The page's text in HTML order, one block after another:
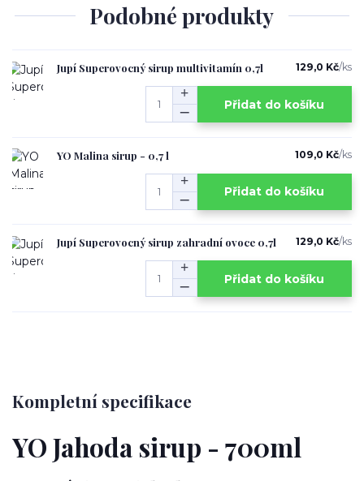
Podobné produkty
Jupí Superovocný sirup multivitamín 0,7l 129,0 Kč/ks
Přidat do košíku
YO Malina sirup - 0,7 l 109,0 Kč/ks
Přidat do košíku
Jupí Superovocný sirup zahradní ovoce 0,7l 129,0 Kč/ks
Přidat do košíku
Kompletní specifikace
YO Jahoda sirup - 700ml